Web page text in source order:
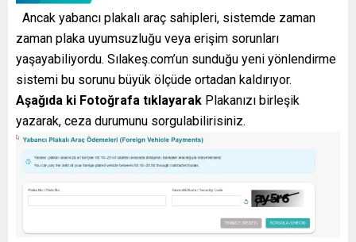
Ancak yabancı plakalı araç sahipleri, sistemde zaman
zaman plaka uyumsuzluğu veya erişim sorunları
yaşayabiliyordu. Sılakeş.com’un sunduğu yeni yönlendirme
sistemi bu sorunu büyük ölçüde ortadan kaldırıyor.
Aşağıda ki Fotoğrafa tıklayarak Plakanızı birleşik
yazarak, ceza durumunu sorgulabilirisiniz.